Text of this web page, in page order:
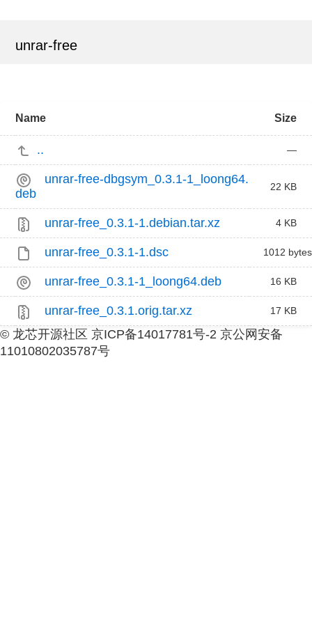
unrar-free
Name Size
.. —
unrar-free-dbgsym_0.3.1-1_loong64.
deb
22 KB
unrar-free_0.3.1-1.debian.tar.xz 4 KB
unrar-free_0.3.1-1.dsc 1012 bytes
unrar-free_0.3.1-1_loong64.deb 16 KB
unrar-free_0.3.1.orig.tar.xz 17 KB
© 龙芯开源社区 京ICP备14017781号-2 京公网安备
11010802035787号